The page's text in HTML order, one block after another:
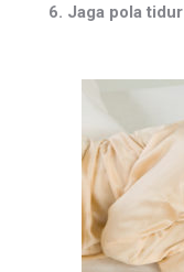
6. Jaga pola tidur